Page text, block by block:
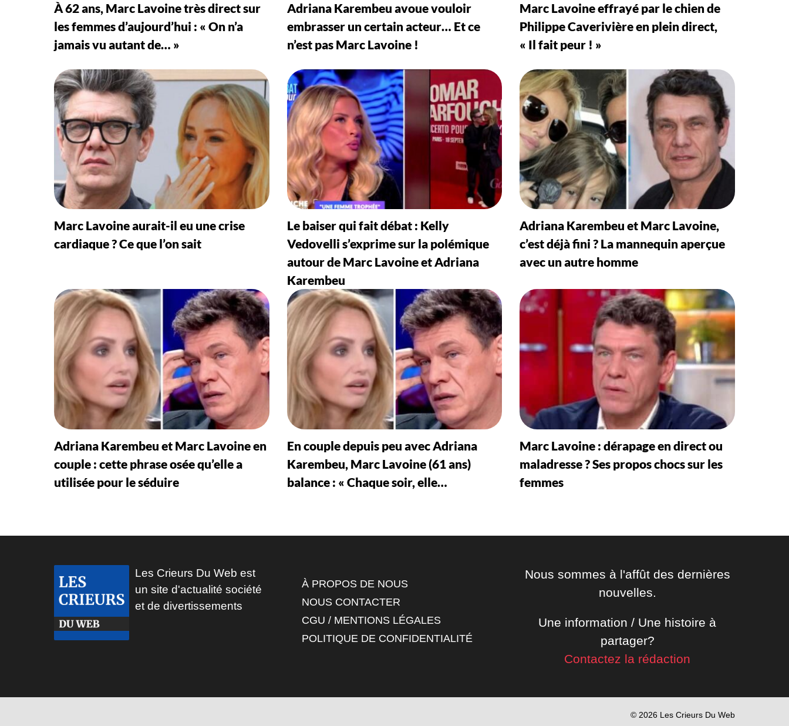
À 62 ans, Marc Lavoine très direct sur
les femmes d’aujourd’hui : « On n’a
jamais vu autant de… »
Adriana Karembeu avoue vouloir
embrasser un certain acteur… Et ce
n’est pas Marc Lavoine !
Marc Lavoine effrayé par le chien de
Philippe Caverivière en plein direct,
« Il fait peur ! »
Marc Lavoine aurait-il eu une crise
cardiaque ? Ce que l’on sait
Le baiser qui fait débat : Kelly
Vedovelli s’exprime sur la polémique
autour de Marc Lavoine et Adriana
Karembeu
Adriana Karembeu et Marc Lavoine,
c’est déjà fini ? La mannequin aperçue
avec un autre homme
Adriana Karembeu et Marc Lavoine en
couple : cette phrase osée qu’elle a
utilisée pour le séduire
En couple depuis peu avec Adriana
Karembeu, Marc Lavoine (61 ans)
balance : « Chaque soir, elle…
Marc Lavoine : dérapage en direct ou
maladresse ? Ses propos chocs sur les
femmes
Les Crieurs Du Web est
un site d'actualité société
et de divertissements
À PROPOS DE NOUS
NOUS CONTACTER
CGU / MENTIONS LÉGALES
POLITIQUE DE CONFIDENTIALITÉ
Nous sommes à l'affût des dernières
nouvelles.
Une information / Une histoire à
partager?
Contactez la rédaction
© 2026 Les Crieurs Du Web